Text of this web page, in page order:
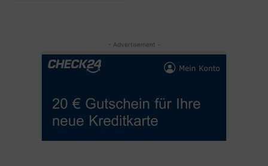
- Advertisement -